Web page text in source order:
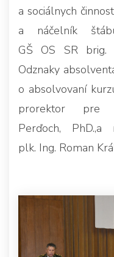
a sociálnych
a náčelník
GŠ OS SR brig.
Odznaky
o absolvovaní
prorektor
Perďoch, PhD.,a
plk. Ing. Roman